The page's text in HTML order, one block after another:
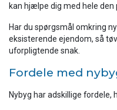
kan hjælpe dig med hele den
Har du spørgsmål omkring
eksisterende ejendom, så
uforpligtende snak.
Fordele med
Nybyg har adskillige fordele,